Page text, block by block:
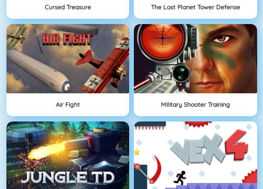
Cursed Treasure The Lost Planet Tower Defense
Air Fight Military Shooter Training